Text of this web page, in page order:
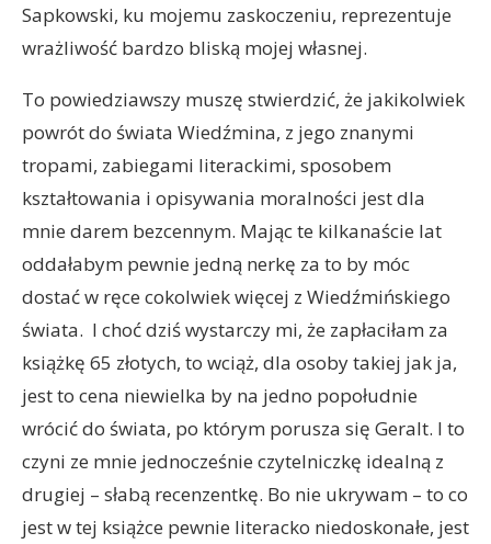
Sapkowski, ku mojemu zaskoczeniu, reprezentuje
wrażliwość bardzo bliską mojej własnej.
To powiedziawszy muszę stwierdzić, że jakikolwiek
powrót do świata Wiedźmina, z jego znanymi
tropami, zabiegami literackimi, sposobem
kształtowania i opisywania moralności jest dla
mnie darem bezcennym. Mając te kilkanaście lat
oddałabym pewnie jedną nerkę za to by móc
dostać w ręce cokolwiek więcej z Wiedźmińskiego
świata. I choć dziś wystarczy mi, że zapłaciłam za
książkę 65 złotych, to wciąż, dla osoby takiej jak ja,
jest to cena niewielka by na jedno popołudnie
wrócić do świata, po którym porusza się Geralt. I to
czyni ze mnie jednocześnie czytelniczkę idealną z
drugiej – słabą recenzentkę. Bo nie ukrywam – to co
jest w tej książce pewnie literacko niedoskonałe, jest